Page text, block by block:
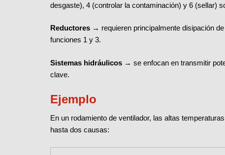
desgaste), 4 (controlar la contaminación) y 6 (sellar)
Reductores → requieren principalmente disipación
funciones 1 y 3.
Sistemas hidráulicos → se enfocan en transmitir
clave.
Ejemplo
En un rodamiento de ventilador, las altas
hasta dos causas: